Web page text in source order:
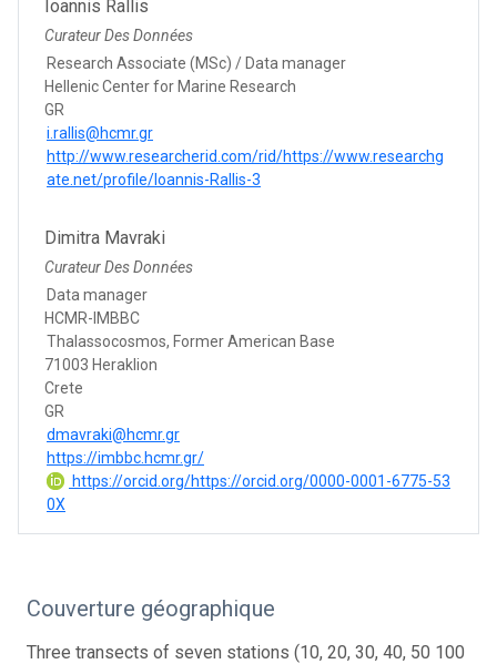
Ioannis Rallis
Curateur Des Données
Research Associate (MSc) / Data manager
Hellenic Center for Marine Research
GR
i.rallis@hcmr.gr
http://www.researcherid.com/rid/https://www.researchg
ate.net/profile/Ioannis-Rallis-3
Dimitra Mavraki
Curateur Des Données
Data manager
HCMR-IMBBC
Thalassocosmos, Former American Base
71003 Heraklion
Crete
GR
dmavraki@hcmr.gr
https://imbbc.hcmr.gr/
https://orcid.org/https://orcid.org/0000-0001-6775-53
0X
Couverture géographique
Three transects of seven stations (10, 20, 30, 40, 50 100